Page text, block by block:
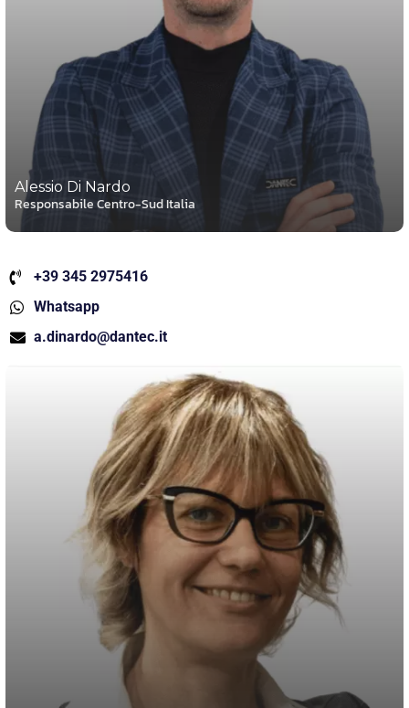
Alessio Di Nardo
Responsabile Centro-Sud Italia
+39 345 2975416
Whatsapp
a.dinardo@dantec.it